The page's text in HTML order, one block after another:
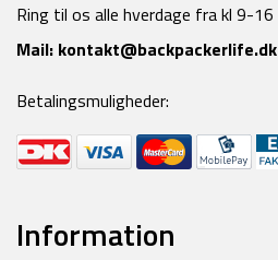
Ring til os alle hverdage fra kl 9-16
Mail: kontakt@backpackerlife.dk
Betalingsmuligheder:
Information